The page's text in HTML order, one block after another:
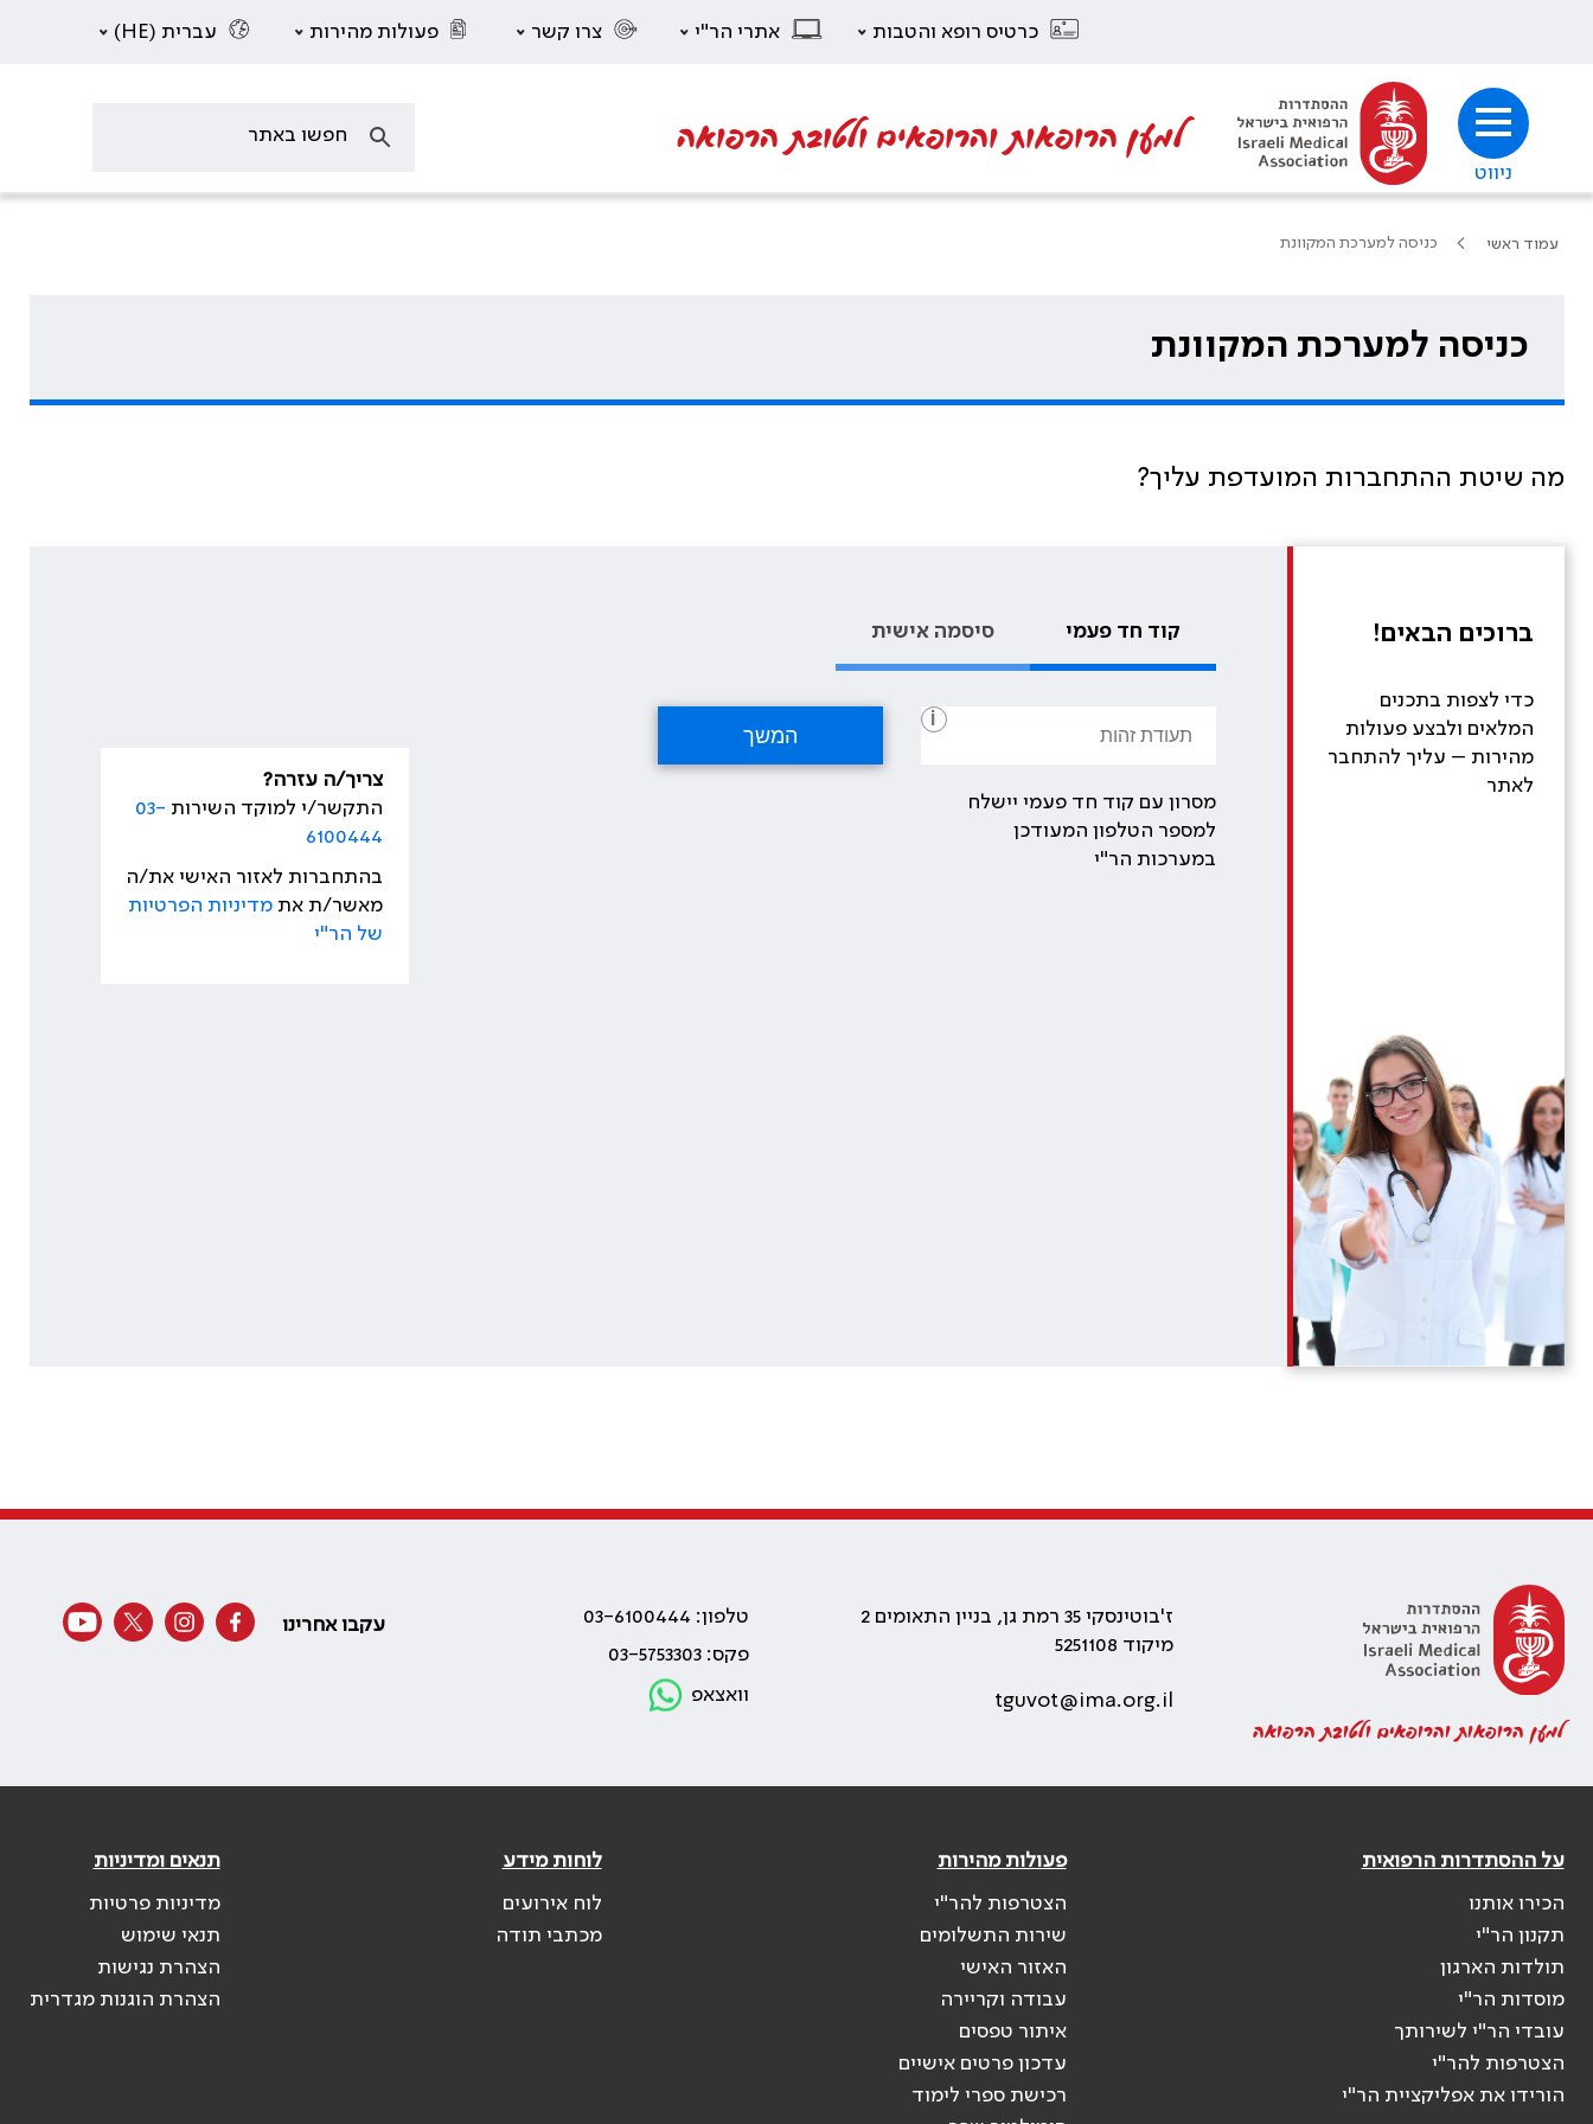
כרטיס רופא והטבות אתרי הר"י צרו קשר פעולות מהירות עברית (HE)
ניווט
למען הרופאות והרופאים ולטובת הרפואה
עמוד ראשי כניסה למערכת המקוונת
כניסה למערכת המקוונת
מה שיטת ההתחברות המועדפת עליך?
ברוכים הבאים!
כדי לצפות בתכנים
המלאים ולבצע פעולות
מהירות – עליך להתחבר
לאתר
קוד חד פעמי סיסמה אישית
i
מסרון עם קוד חד פעמי יישלח
למספר הטלפון המעודכן
במערכות הר"י
צריך/ה עזרה?
התקשר/י למוקד השירות 03-
6100444
בהתחברות לאזור האישי את/ה
מאשר/ת אתמדיניות הפרטיות
של הר"י
למען הרופאות והרופאים ולטובת הרפואה
ז'בוטינסקי 35 רמת גן, בניין התאומים 2
מיקוד 5251108
tguvot@ima.org.il
טלפון: 03-6100444
פקס: 03-5753303
וואצאפ
עקבו אחרינו
על ההסתדרות הרפואית
הכירו אותנו
תקנון הר"י
תולדות הארגון
מוסדות הר"י
עובדי הר"י לשירותך
הצטרפות להר"י
הורידו את אפליקציית הר"י
פעולות מהירות
הצטרפות להר"י
שירות התשלומים
האזור האישי
עבודה וקריירה
איתור טפסים
עדכון פרטים אישיים
רכישת ספרי לימוד
לוחות מידע
לוח אירועים
מכתבי תודה
תנאים ומדיניות
מדיניות פרטיות
תנאי שימוש
הצהרת נגישות
הצהרת הוגנות מגדרית